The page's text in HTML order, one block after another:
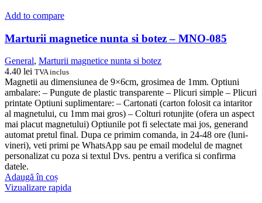
Add to compare
Marturii magnetice nunta si botez – MNO-085
General, Marturii magnetice nunta si botez
4.40 lei TVA inclus
Magnetii au dimensiunea de 9×6cm, grosimea de 1mm. Optiuni
ambalare: – Pungute de plastic transparente – Plicuri simple – Plicuri
printate Optiuni suplimentare: – Cartonati (carton folosit ca intaritor
al magnetului, cu 1mm mai gros) – Colturi rotunjite (ofera un aspect
mai placut magnetului) Optiunile pot fi selectate mai jos, generand
automat pretul final. Dupa ce primim comanda, in 24-48 ore (luni-
vineri), veti primi pe WhatsApp sau pe email modelul de magnet
personalizat cu poza si textul Dvs. pentru a verifica si confirma
datele.
Adaugă în coș
Vizualizare rapida